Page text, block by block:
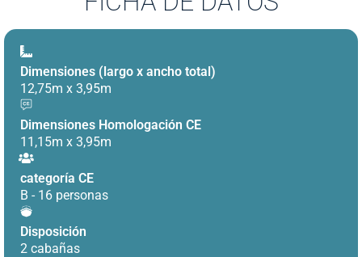
Dimensiones (largo x ancho total)
12,75m x 3,95m
Dimensiones Homologación CE
11,15m x 3,95m
categoría CE
B - 16 personas
Disposición
2 cabañas